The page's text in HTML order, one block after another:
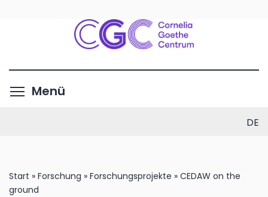
Inhalt
Menü
DE
Start » Forschung » Forschungsprojekte » CEDAW on the
ground